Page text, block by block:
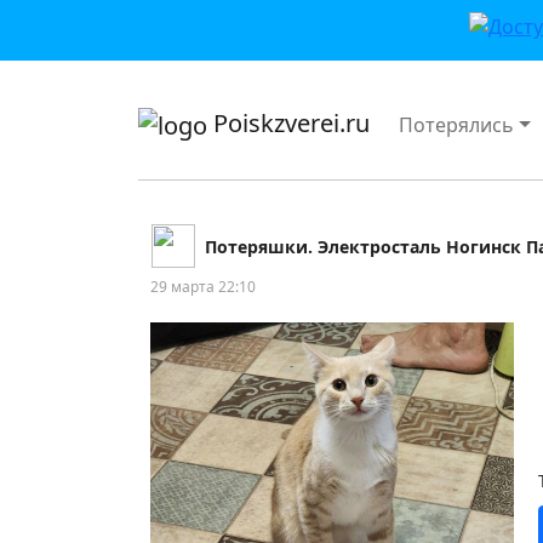
Poiskzverei.ru Потерялись
Потеряшки. Электросталь Ногинск
29 марта 22:10